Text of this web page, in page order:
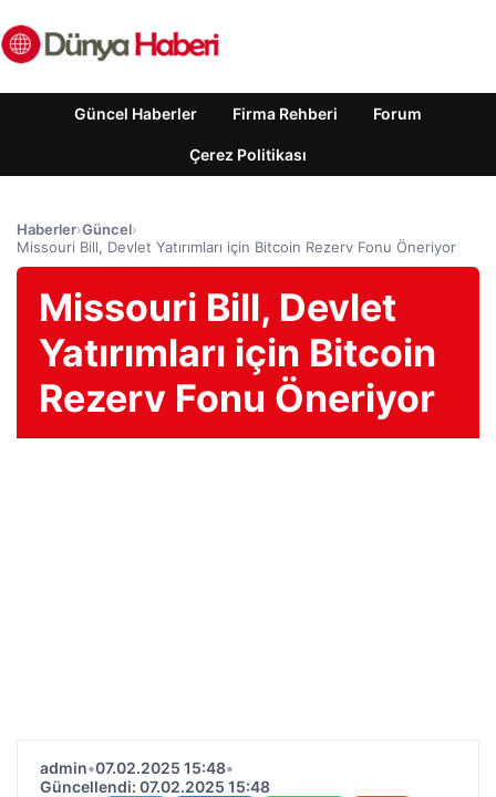
Güncel Haberler Firma Rehberi Forum
Çerez Politikası
Haberler›Güncel›
Missouri Bill, Devlet Yatırımları için Bitcoin Rezerv Fonu Öneriyor
Missouri Bill, Devlet
Yatırımları için Bitcoin
Rezerv Fonu Öneriyor
admin•07.02.2025 15:48•
Güncellendi: 07.02.2025 15:48